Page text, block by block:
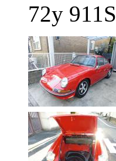
72y 911S